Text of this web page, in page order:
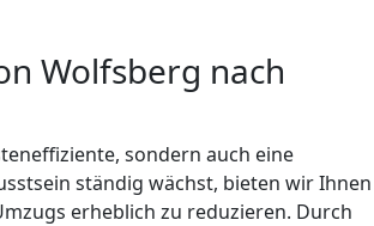
Wolfsberg nach
sondern auch eine
ständig wächst, bieten wir Ihnen
erheblich zu reduzieren. Durch